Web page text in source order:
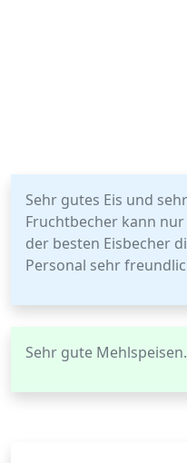
Sehr gutes Eis und
Fruchtbecher kann
der besten Eisbecher
Personal sehr
Sehr gute